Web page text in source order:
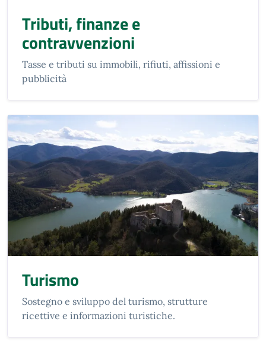
Tributi, finanze e
contravvenzioni
Tasse e tributi su immobili, rifiuti, affissioni e
pubblicità
Turismo
Sostegno e sviluppo del turismo, strutture
ricettive e informazioni turistiche.